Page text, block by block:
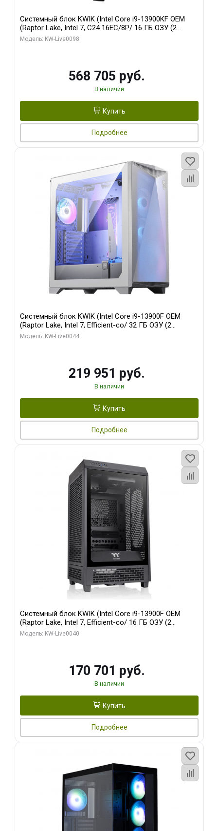
Системный блок KWIK (Intel Core i9-13900KF OEM
(Raptor Lake, Intel 7, C24 16EC/8P/ 16 ГБ ОЗУ (2
модуля)/ Afox RTX4090 24GB GDDR6X 384-Bit 3xDP
Модель: KW-Live0098
568 705 руб.
В наличии
Купить
Подробнее
Системный блок KWIK (Intel Core i9-13900F OEM
(Raptor Lake, Intel 7, Efficient-co/ 32 ГБ ОЗУ (2
модуля)/ Gigabyte RTX5070Ti AERO OC 16GB GDDR7
Модель: KW-Live0044
219 951 руб.
В наличии
Купить
Подробнее
Системный блок KWIK (Intel Core i9-13900F OEM
(Raptor Lake, Intel 7, Efficient-co/ 16 ГБ ОЗУ (2
модуля)/ Gigabyte RTX5070 GAMING OC 12GB GDDR7
Модель: KW-Live0040
170 701 руб.
В наличии
Купить
Подробнее